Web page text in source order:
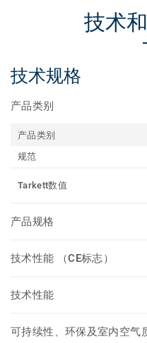
技术
技术规格
产品类别
产品类别
规范
Tarkett数值
产品规格
技术性能 （CE标志）
技术性能
可持续性、环保及室内空气